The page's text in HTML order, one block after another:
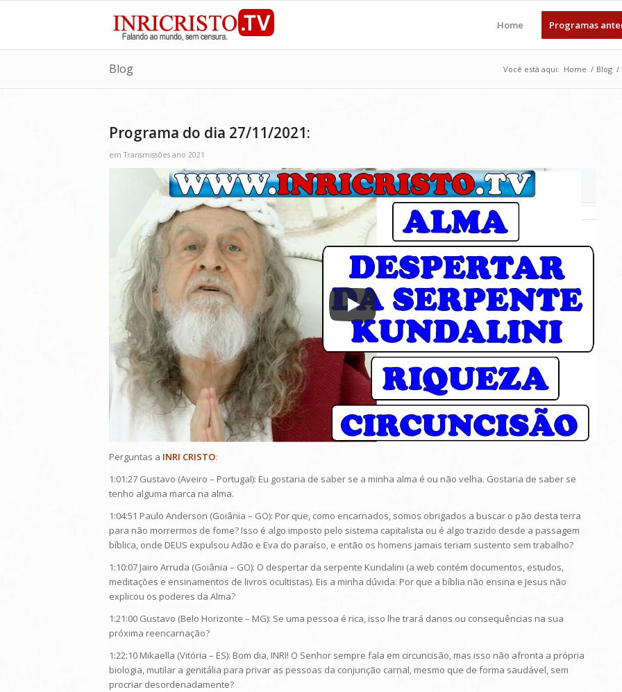
Home Programas
Blog Você está aqui: Home / Blog /
Programa do dia 27/11/2021:
emTransmissões ano 2021
Perguntas a INRI CRISTO:
1:01:27 Gustavo (Aveiro – Portugal): Eu gostaria de saber se a minha alma é ou não velha. Gostaria de saber se
tenho alguma marca na alma.
1:04:51 Paulo Anderson (Goiânia – GO): Por que, como encarnados, somos obrigados a buscar o pão desta terra
para não morrermos de fome? Isso é algo imposto pelo sistema capitalista ou é algo trazido desde a passagem
bíblica, onde DEUS expulsou Adão e Eva do paraíso, e então os homens jamais teriam sustento sem trabalho?
1:10:07 Jairo Arruda (Goiânia – GO): O despertar da serpente Kundalini (a web contém documentos, estudos,
meditações e ensinamentos de livros ocultistas). Eis a minha dúvida: Por que a bíblia não ensina e Jesus não
explicou os poderes da Alma?
1:21:00 Gustavo (Belo Horizonte – MG): Se uma pessoa é rica, isso lhe trará danos ou consequências na sua
próxima reencarnação?
1:22:10 Mikaella (Vitória – ES): Bom dia, INRI! O Senhor sempre fala em circuncisão, mas isso não afronta a própria
biologia, mutilar a genitália para privar as pessoas da conjunção carnal, mesmo que de forma saudável, sem
procriar desordenadamente?